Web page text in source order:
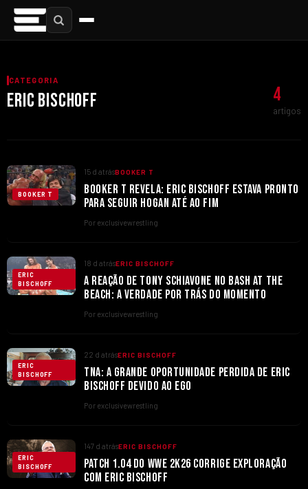
CATEGORIA
ERIC BISCHOFF 4
artigos
BOOKER T
15 d atrásBOOKER T
BOOKER T REVELA: ERIC BISCHOFF ESTAVA PRONTO
PARA SEGUIR HOGAN ATÉ AO FIM
Por exclusivewrestling
ERIC
BISCHOFF
18 d atrásERIC BISCHOFF
A REAÇÃO DE TONY SCHIAVONE NO BASH AT THE
BEACH: A VERDADE POR TRÁS DO MOMENTO
Por exclusivewrestling
ERIC
BISCHOFF
22 d atrásERIC BISCHOFF
TNA: A GRANDE OPORTUNIDADE PERDIDA DE ERIC
BISCHOFF DEVIDO AO EGO
Por exclusivewrestling
ERIC
BISCHOFF
147 d atrásERIC BISCHOFF
PATCH 1.04 DO WWE 2K26 CORRIGE EXPLORAÇÃO
COM ERIC BISCHOFF